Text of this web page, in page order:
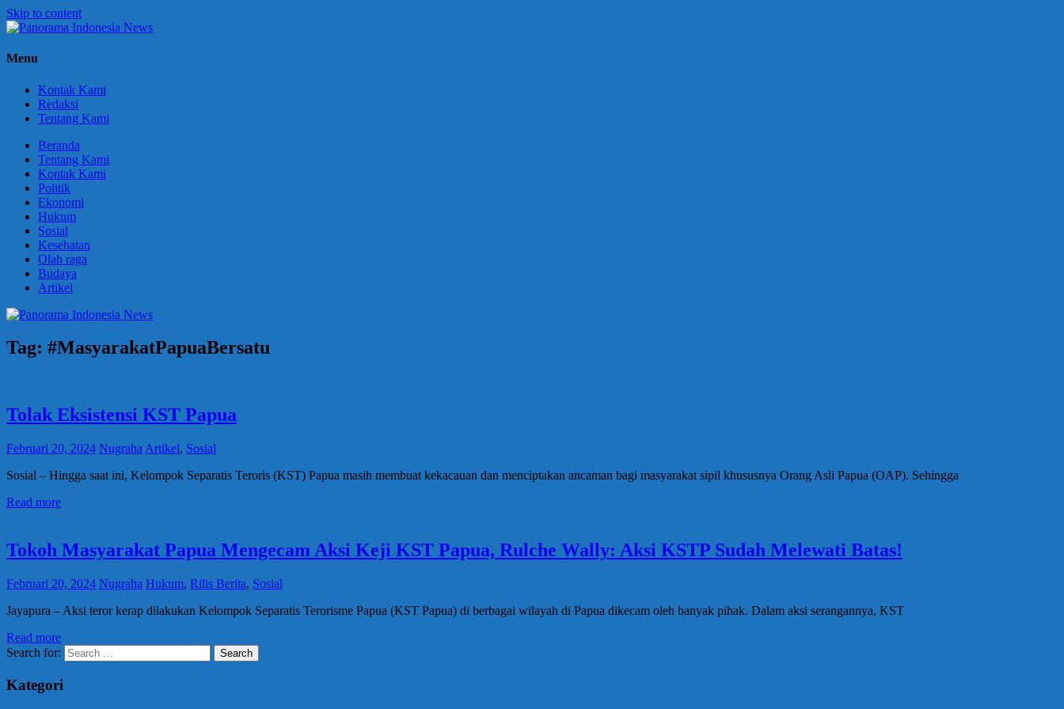
Skip to content
Panorama
Berani
Menu
Kontak Kami
Redaksi
Tentang Kami
Beranda
Tentang Kami
Kontak Kami
Politik
Ekonomi
Hukum
Sosial
Kesehatan
Olah raga
Budaya
Artikel
Tag: #MasyarakatPapuaBersatu
Tolak Eksistensi KST Papua
Februari 20, 2024 Nugraha Artikel, Sosial
Sosial – Hingga saat ini, Kelompok Separatis Teroris (KST) Papua masih membuat kekacauan dan menciptakan ancaman bagi masyarakat sipil khususnya Orang Asli Papua (OAP). Sehingga
Read more
Tokoh Masyarakat Papua Mengecam Aksi Keji KST Papua, Rulche Wally: Aksi KSTP Sudah Melewati Batas!
Februari 20, 2024 Nugraha Hukum, Rilis Berita, Sosial
Jayapura – Aksi teror kerap dilakukan Kelompok Separatis Terorisme Papua (KST Papua) di berbagai wilayah di Papua dikecam oleh banyak pihak. Dalam aksi serangannya, KST
Read more
Search for:
Search
Kategori